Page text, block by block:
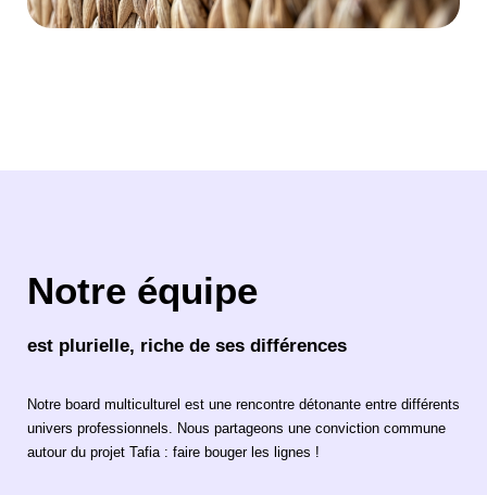
Notre équipe
est plurielle, riche de ses différences
Notre board multiculturel est une rencontre détonante entre différents
univers professionnels. Nous partageons une conviction commune
autour du projet Tafia : faire bouger les lignes !